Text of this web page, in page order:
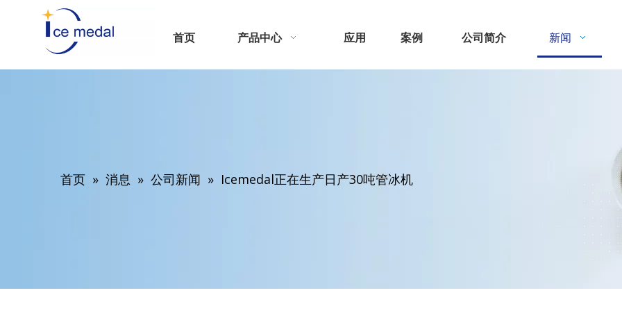
首页 产品中心 应用 案例 公司简介 新闻
首页 » 消息 » 公司新闻 » Icemedal正在生产日产30吨管冰机